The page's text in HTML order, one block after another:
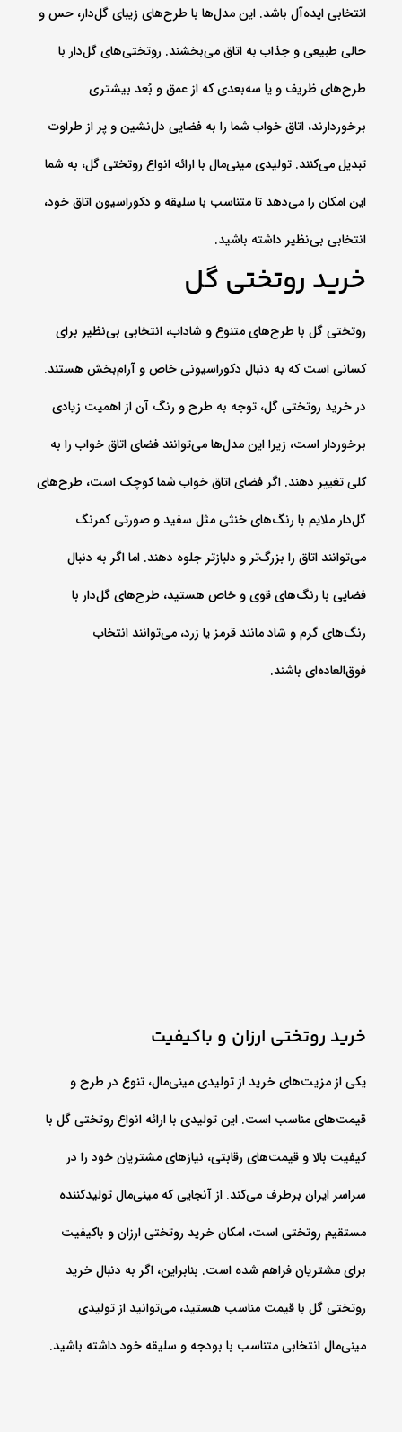
انتخابی ایده‌آل باشد. این مدل‌ها با طرح‌های زیبای گل‌دار، حس و
حالی طبیعی و جذاب به اتاق می‌بخشند. روتختی‌های گل‌دار با
طرح‌های ظریف و یا سه‌بعدی که از عمق و بُعد بیشتری
برخوردارند، اتاق خواب شما را به فضایی دل‌نشین و پر از طراوت
تبدیل می‌کنند. تولیدی مینی‌مال با ارائه انواع روتختی گل، به شما
این امکان را می‌دهد تا متناسب با سلیقه و دکوراسیون اتاق خود،
انتخابی بی‌نظیر داشته باشید.
خرید روتختی گل
روتختی گل با طرح‌های متنوع و شاداب، انتخابی بی‌نظیر برای
کسانی است که به دنبال دکوراسیونی خاص و آرام‌بخش هستند.
در خرید روتختی گل، توجه به طرح و رنگ آن از اهمیت زیادی
برخوردار است، زیرا این مدل‌ها می‌توانند فضای اتاق خواب را به
کلی تغییر دهند. اگر فضای اتاق خواب شما کوچک است، طرح‌های
گل‌دار ملایم با رنگ‌های خنثی مثل سفید و صورتی کمرنگ
می‌توانند اتاق را بزرگ‌تر و دلبازتر جلوه دهند. اما اگر به دنبال
فضایی با رنگ‌های قوی و خاص هستید، طرح‌های گل‌دار با
رنگ‌های گرم و شاد مانند قرمز یا زرد، می‌توانند انتخاب
فوق‌العاده‌ای باشند.
خرید روتختی ارزان و باکیفیت
یکی از مزیت‌های خرید از تولیدی مینی‌مال، تنوع در طرح و
قیمت‌های مناسب است. این تولیدی با ارائه انواع روتختی گل با
کیفیت بالا و قیمت‌های رقابتی، نیازهای مشتریان خود را در
سراسر ایران برطرف می‌کند. از آنجایی که مینی‌مال تولیدکننده
مستقیم روتختی است، امکان خرید روتختی ارزان و باکیفیت
برای مشتریان فراهم شده است. بنابراین، اگر به دنبال خرید
روتختی گل با قیمت مناسب هستید، می‌توانید از تولیدی
مینی‌مال انتخابی متناسب با بودجه و سلیقه خود داشته باشید.